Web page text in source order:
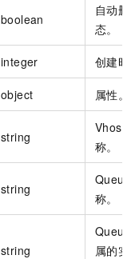
boolean
自动删
态。
integer 创建时
object 属性。
string
Vhost
称。
string
Queue
称。
string
Queue
属的实